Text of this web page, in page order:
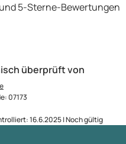
überprüft von
07173
16.6.2025 | Noch gültig
5-Sterne-Bewertungen